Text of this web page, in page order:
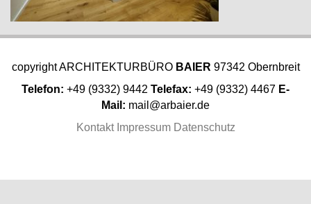
copyright ARCHITEKTURBÜRO BAIER 97342 Obernbreit
Telefon: +49 (9332) 9442 Telefax: +49 (9332) 4467 E-
Mail: mail@arbaier.de
Kontakt Impressum Datenschutz